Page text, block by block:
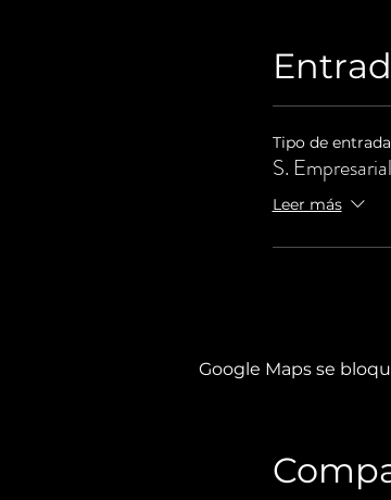
Tipo de entrada
S. Empresarial
Leer más
Google Maps se